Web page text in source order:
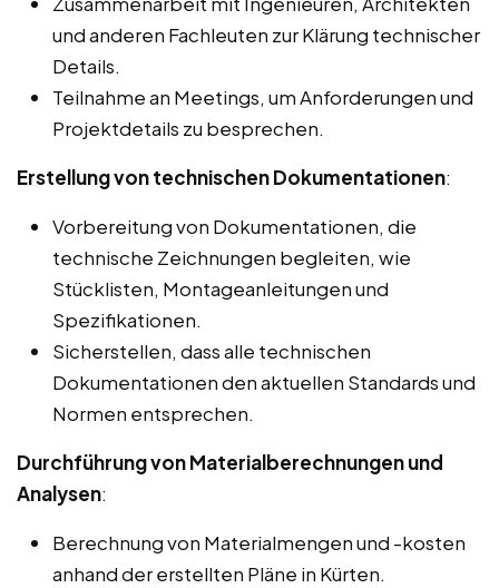
und anderen Fachleuten zur Klärung technischer
Details.
Teilnahme an Meetings, um Anforderungen und
Projektdetails zu besprechen.
Erstellung von technischen Dokumentationen:
Vorbereitung von Dokumentationen, die
technische Zeichnungen begleiten, wie
Stücklisten, Montageanleitungen und
Spezifikationen.
Sicherstellen, dass alle technischen
Dokumentationen den aktuellen Standards und
Normen entsprechen.
Durchführung von Materialberechnungen und
Analysen:
Berechnung von Materialmengen und -kosten
anhand der erstellten Pläne in Kürten.